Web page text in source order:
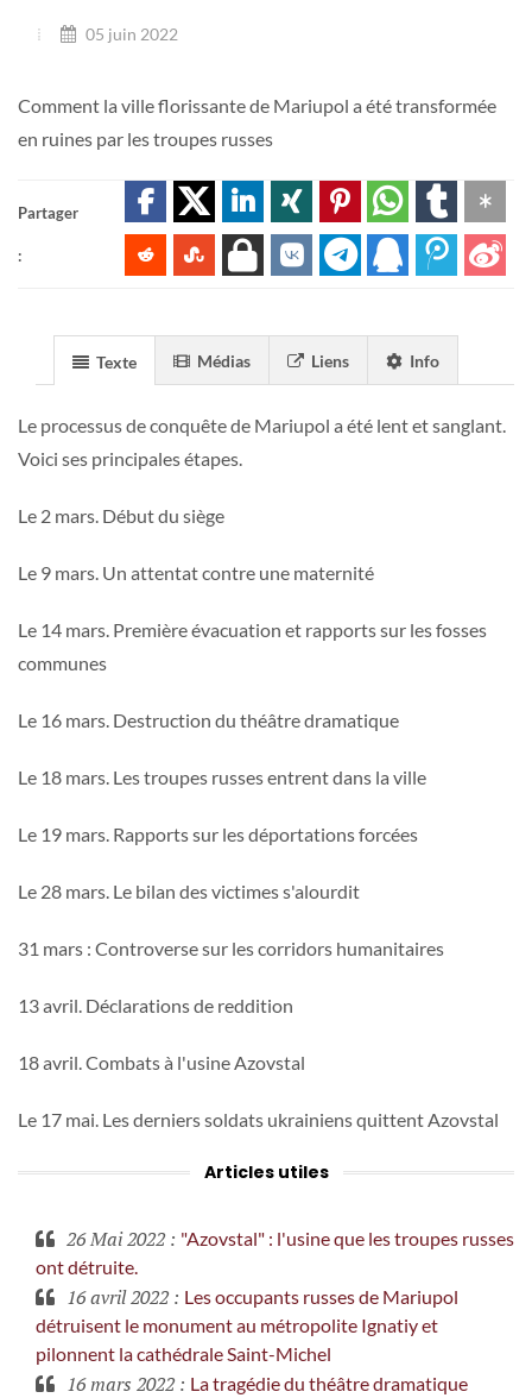
05 juin 2022
Comment la ville florissante de Mariupol a été transformée
en ruines par les troupes russes
Partager
:
Texte Médias Liens Info
Le processus de conquête de Mariupol a été lent et sanglant.
Voici ses principales étapes.
Le 2 mars. Début du siège
Le 9 mars. Un attentat contre une maternité
Le 14 mars. Première évacuation et rapports sur les fosses
communes
Le 16 mars. Destruction du théâtre dramatique
Le 18 mars. Les troupes russes entrent dans la ville
Le 19 mars. Rapports sur les déportations forcées
Le 28 mars. Le bilan des victimes s'alourdit
31 mars : Controverse sur les corridors humanitaires
13 avril. Déclarations de reddition
18 avril. Combats à l'usine Azovstal
Le 17 mai. Les derniers soldats ukrainiens quittent Azovstal
Articles utiles
26 Mai 2022: "Azovstal" : l'usine que les troupes russes
ont détruite.
16 avril 2022: Les occupants russes de Mariupol
détruisent le monument au métropolite Ignatiy et
pilonnent la cathédrale Saint-Michel
16 mars 2022: La tragédie du théâtre dramatique